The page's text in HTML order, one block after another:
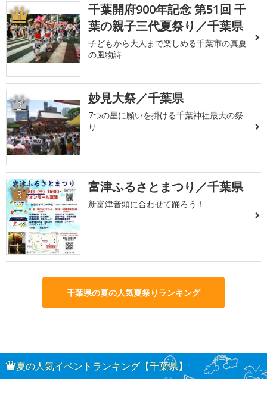
1
千葉開府900年記念 第51回 千
葉の親子三代夏祭り／千葉県
子どもから大人まで楽しめる千葉市の真夏
の風物詩
2 妙見大祭／千葉県
7つの星に願いを掛ける千葉神社最大の祭
り
3 富津ふるさとまつり／千葉県
新富津音頭に合わせて踊ろう！
千葉県の夏の人気夏祭りランキング
夏の人気イベントランキング【千葉県】